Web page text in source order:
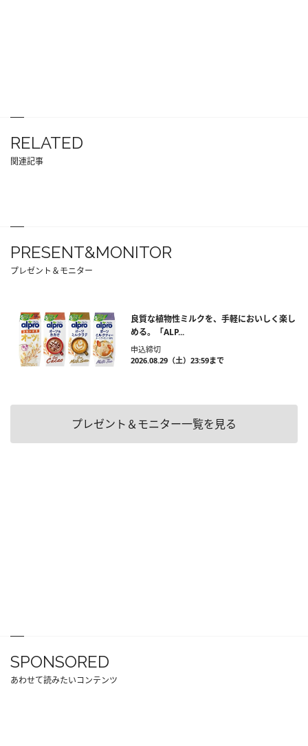
RELATED
関連記事
PRESENT&MONITOR
プレゼント＆モニター
良質な植物性ミルクを、手軽においしく楽し
める。「ALP...
申込締切
2026.08.29（土）23:59まで
プレゼント＆モニター一覧を見る
SPONSORED
あわせて読みたいコンテンツ